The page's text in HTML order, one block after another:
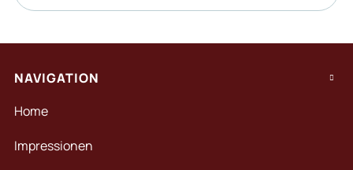
NAVIGATION 
Home
Impressionen